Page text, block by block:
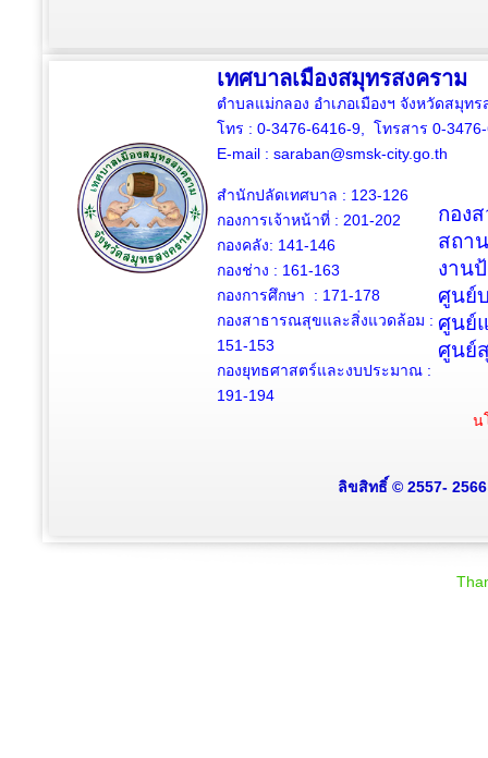
เทศบาลเมืองสมุทรสงคราม
ตำบลแม่กลอง อำเภอเมืองฯ จังหวัดสมุท
โทร : 0-3476-6416-9, โทรสาร 0-
E-mail : saraban@smsk-city.go.th
สำนักปลัดเทศบาล : 123-126
กองการเจ้าหน้าที่ : 201-202
กองคลัง: 141-146
กองช่าง : 161-163
กองการศึกษา : 171-178
กองสาธารณสุขและสิ่งแวดล้อม :
151-153
กองยุทธศาสตร์และงบประมาณ :
191-194
กอง
สถา
งาน
ศูนย์
ศูนย์
ศูนย์
น
ลิขสิทธิ์ © 2557-